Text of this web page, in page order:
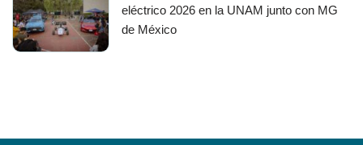
eléctrico 2026 en la UNAM junto con MG
de México